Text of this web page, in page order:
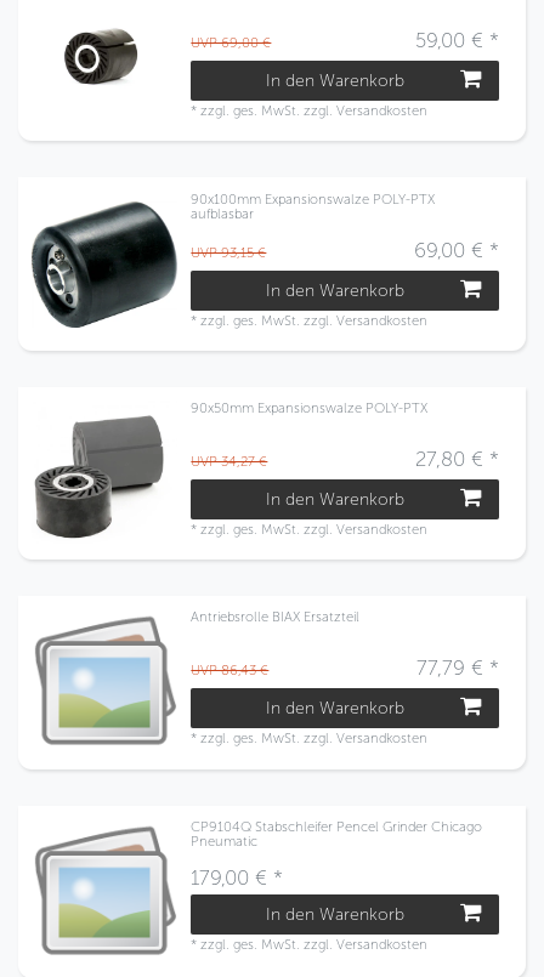
UVP 69,00 € 59,00 € *
In den Warenkorb
*zzgl. ges. MwSt. zzgl.Versandkosten
90x100mm Expansionswalze POLY-PTX
aufblasbar
UVP 93,15 € 69,00 € *
In den Warenkorb
*zzgl. ges. MwSt. zzgl.Versandkosten
90x50mm Expansionswalze POLY-PTX
UVP 34,27 € 27,80 € *
In den Warenkorb
*zzgl. ges. MwSt. zzgl.Versandkosten
Antriebsrolle BIAX Ersatzteil
UVP 86,43 € 77,79 € *
In den Warenkorb
*zzgl. ges. MwSt. zzgl.Versandkosten
CP9104Q Stabschleifer Pencel Grinder Chicago
Pneumatic
179,00 € *
In den Warenkorb
*zzgl. ges. MwSt. zzgl.Versandkosten